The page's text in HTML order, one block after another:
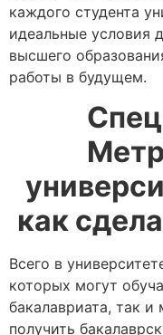
каждого студента
идеальные условия
высшего
работы в будущем.
как
Всего в
которых могут
бакалавриата, так
получить